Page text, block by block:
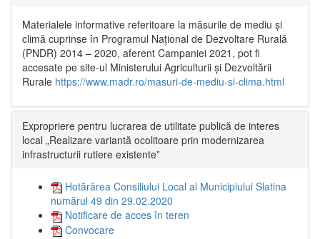
Materialele informative referitoare la măsurile de mediu și
climă cuprinse în Programul Național de Dezvoltare Rurală
(PNDR) 2014 – 2020, aferent Campaniei 2021, pot fi
accesate pe site-ul Ministerului Agriculturii și Dezvoltării
Rurale https://www.madr.ro/masuri-de-mediu-si-clima.html
Expropriere pentru lucrarea de utilitate publică de interes
local „Realizare variantă ocolitoare prin modernizarea
infrastructurii rutiere existente”
Hotărârea Consiliului Local al Municipiului Slatina
numărul 49 din 29.02.2020
Notificare de acces în teren
Convocare